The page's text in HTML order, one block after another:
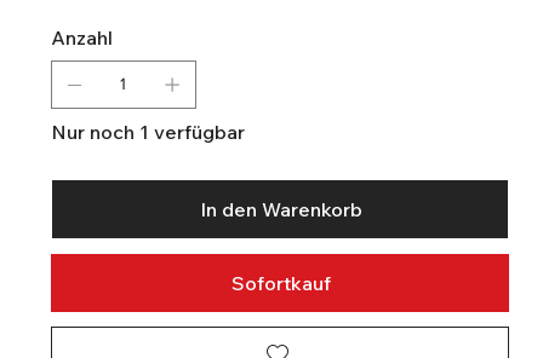
Anzahl
Nur noch 1 verfügbar
In den Warenkorb
Sofortkauf